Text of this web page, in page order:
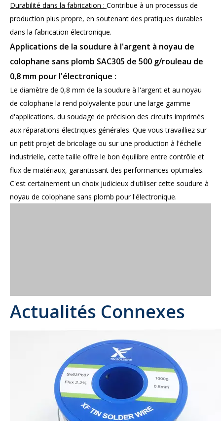
Durabilité dans la fabrication : Contribue à un processus de
production plus propre, en soutenant des pratiques durables
dans la fabrication électronique.
Applications de la soudure à l'argent à noyau de
colophane sans plomb SAC305 de 500 g/rouleau de
0,8 mm pour l'électronique :
Le diamètre de 0,8 mm de la soudure à l'argent et au noyau
de colophane la rend polyvalente pour une large gamme
d'applications, du soudage de précision des circuits imprimés
aux réparations électriques générales. Que vous travailliez sur
un petit projet de bricolage ou sur une production à l'échelle
industrielle, cette taille offre le bon équilibre entre contrôle et
flux de matériaux, garantissant des performances optimales.
C'est certainement un choix judicieux d'utiliser cette soudure à
noyau de colophane sans plomb pour l'électronique.
Utilisations idéales de la soudure à l'argent à noyau
Actualités Connexes